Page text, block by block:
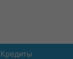
Кредиты